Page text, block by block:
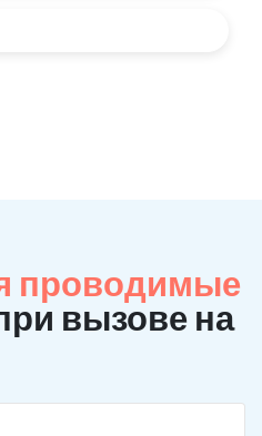
проводимые
вызове на